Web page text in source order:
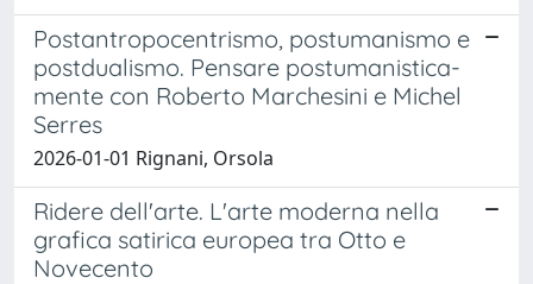
Postantropocentrismo, postumanismo e
postdualismo. Pensare postumanistica-
mente con Roberto Marchesini e Michel
Serres
2026-01-01 Rignani, Orsola
Ridere dell'arte. L'arte moderna nella
grafica satirica europea tra Otto e
Novecento